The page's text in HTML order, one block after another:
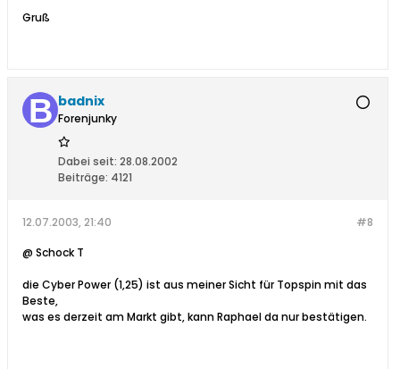
Gruß
badnix
Forenjunky
Dabei seit: 28.08.2002
Beiträge: 4121
#8
12.07.2003, 21:40
@ Schock T
die Cyber Power (1,25) ist aus meiner Sicht für Topspin mit das
Beste,
was es derzeit am Markt gibt, kann Raphael da nur bestätigen.